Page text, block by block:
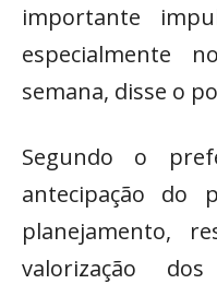
importante
especialmente
semana, disse o
Segundo o
antecipação do
planejamento,
valorização